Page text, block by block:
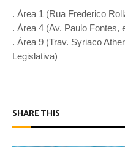
. Área 1 (Rua Frederico
. Área 4 (Av. Paulo Fontes,
. Área 9 (Trav. Syriaco
Legislativa)
SHARE THIS